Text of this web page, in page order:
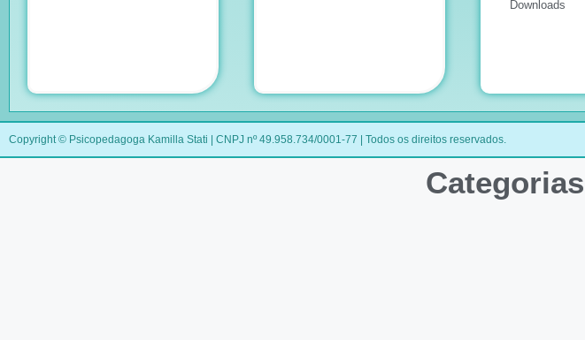
Downloads
Copyright © Psicopedagoga Kamilla Stati | CNPJ nº 49.958.734/0001-77 | Todos os direitos reservados.
Categorias